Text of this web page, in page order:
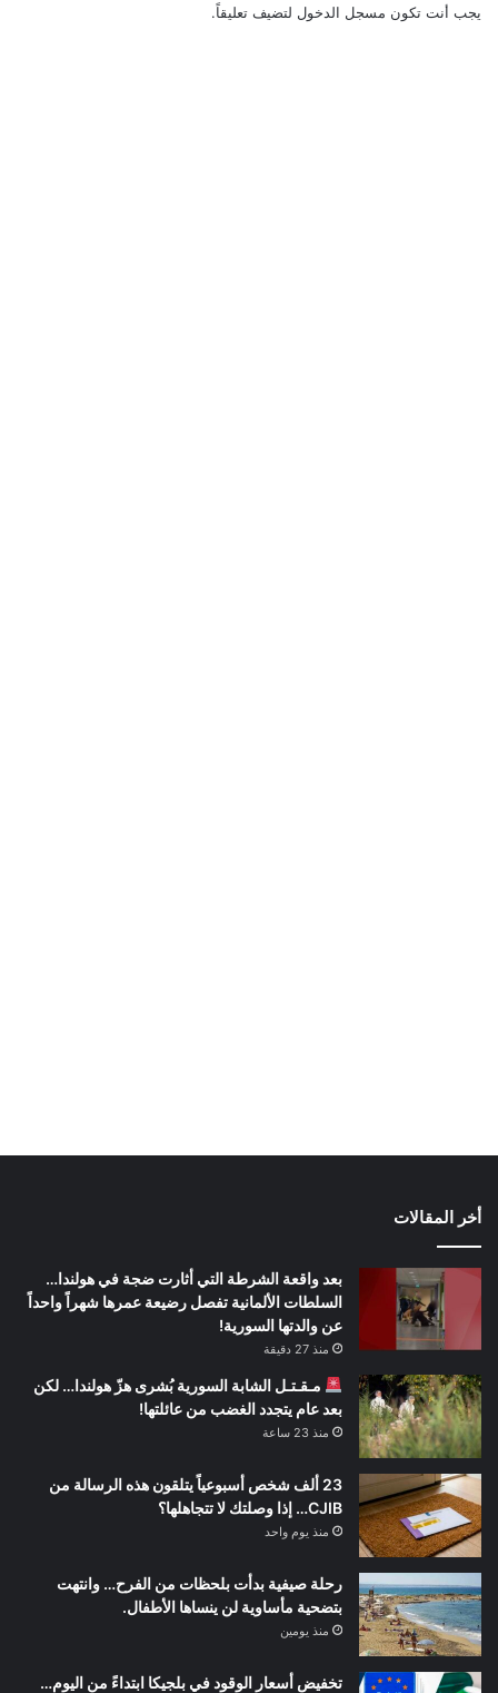
يجب أنت تكون مسجل الدخول لتضيف تعليقاً.
أخر المقالات
بعد واقعة الشرطة التي أثارت ضجة في هولندا…
السلطات الألمانية تفصل رضيعة عمرها شهراً واحداً
عن والدتها السورية!
منذ 27 دقيقة
مـقـتـل الشابة السورية بُشرى هزّ هولندا… لكن
بعد عام يتجدد الغضب من عائلتها!
منذ 23 ساعة
23 ألف شخص أسبوعياً يتلقون هذه الرسالة من
CJIB… إذا وصلتك لا تتجاهلها؟
منذ يوم واحد
رحلة صيفية بدأت بلحظات من الفرح… وانتهت
بتضحية مأساوية لن ينساها الأطفال.
منذ يومين
تخفيض أسعار الوقود في بلجيكا ابتداءً من اليوم…